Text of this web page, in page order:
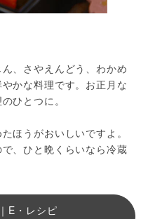
、さやえんどう、わかめ
かな料理です。お正月な
ひとつに。
ほうがおいしいですよ。
、ひと晩くらいなら冷蔵
E・レシピ